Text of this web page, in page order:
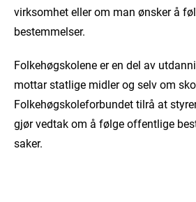
virksomhet eller om man ønsker å
bestemmelser.
Folkehøgskolene er en del av
mottar statlige midler og selv om
Folkehøgskoleforbundet tilrå at
gjør vedtak om å følge offentlige
saker.